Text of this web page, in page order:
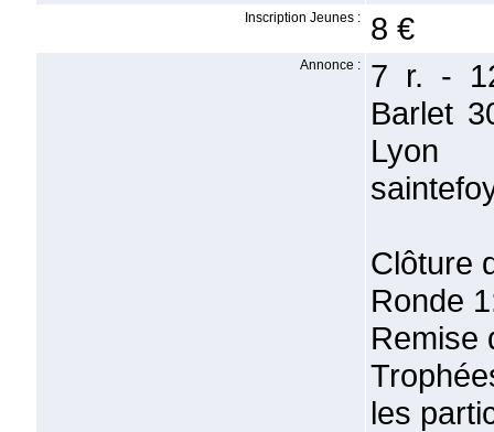
Inscription Jeunes : 8 €
Annonce :
7 r. -
Barlet
Clôture
Ronde
Remise
les